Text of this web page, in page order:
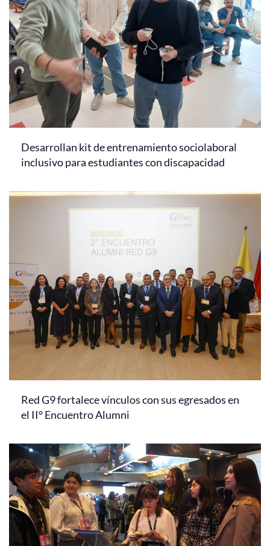
Desarrollan kit de entrenamiento sociolaboral
inclusivo para estudiantes con discapacidad
Red G9 fortalece vínculos con sus egresados en
el II° Encuentro Alumni